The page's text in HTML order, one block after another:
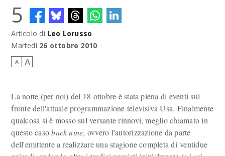
Fin qui tutto bene.
5
Articolo di Leo Lorusso
Martedì 26 ottobre 2010
A A
La notte (per noi) del 18 ottobre è stata piena di eventi sul
fronte dell'attuale programmazione televisiva Usa. Finalmente
qualcosa si è mosso sul versante rinnovi, meglio chiamato in
questo casoback nine, ovvero l'autorizzazione da parte
dell'emittente a realizzare una stagione completa di ventidue